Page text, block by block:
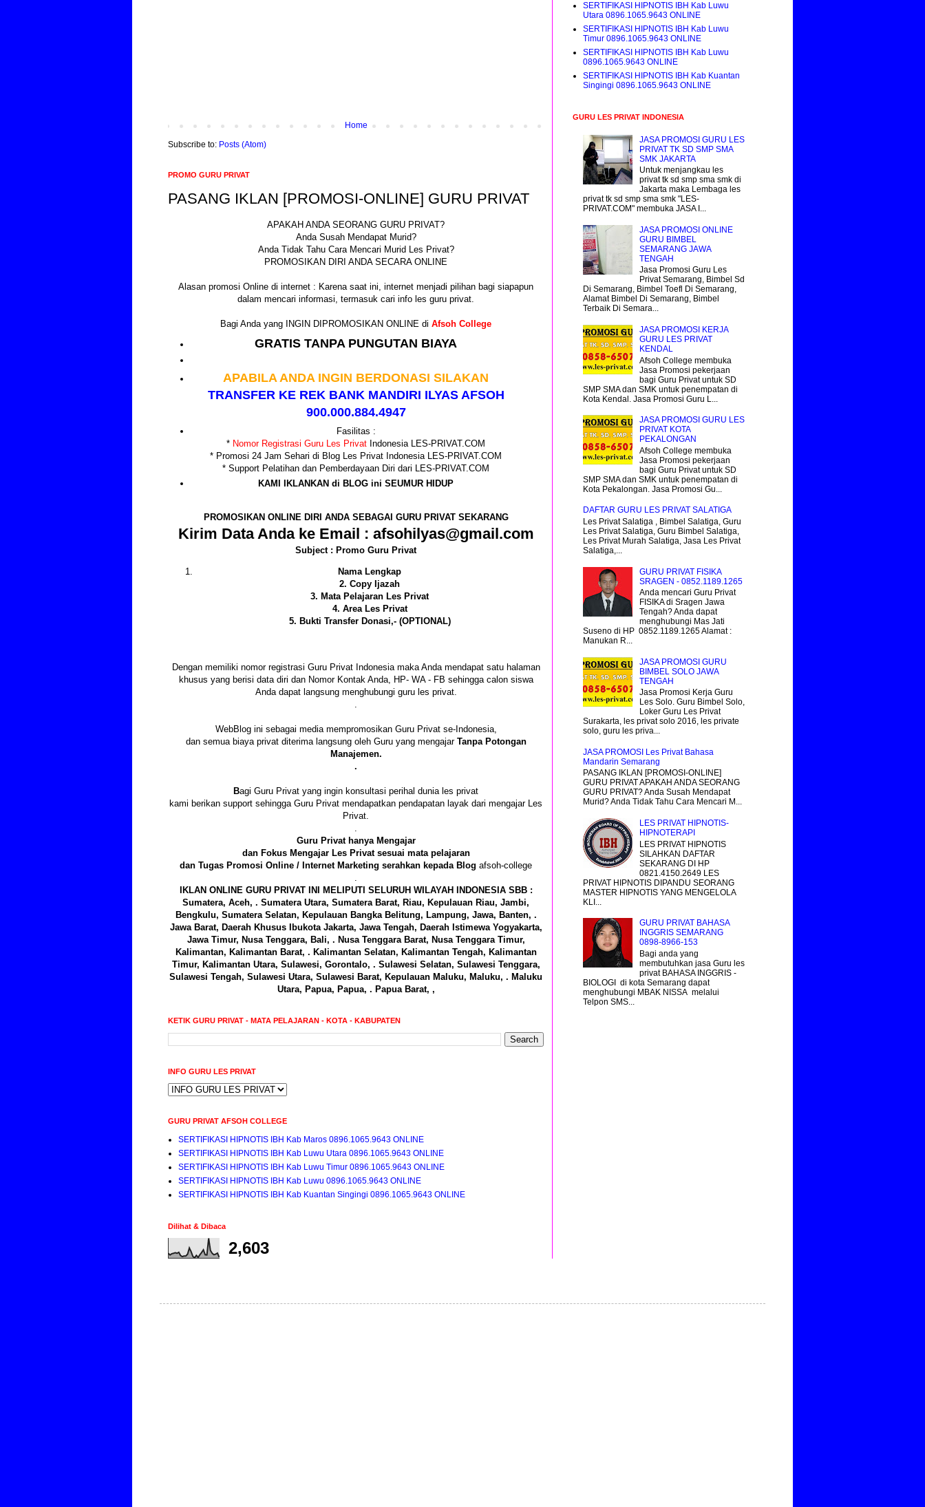
Home
Subscribe to: Posts (Atom)
PROMO GURU PRIVAT
PASANG IKLAN [PROMOSI-ONLINE] GURU PRIVAT
APAKAH ANDA SEORANG GURU PRIVAT?
Anda Susah Mendapat Murid?
Anda Tidak Tahu Cara Mencari Murid Les Privat?
PROMOSIKAN DIRI ANDA SECARA ONLINE
Alasan promosi Online di internet : Karena saat ini, internet menjadi pilihan bagi siapapun
dalam mencari informasi, termasuk cari info les guru privat.
Bagi Anda yang INGIN DIPROMOSIKAN ONLINE di Afsoh College
GRATIS TANPA PUNGUTAN BIAYA
APABILA ANDA INGIN BERDONASI SILAKAN
TRANSFER KE REK BANK MANDIRI ILYAS AFSOH
900.000.884.4947
Fasilitas :
* Nomor Registrasi Guru Les Privat Indonesia LES-PRIVAT.COM
* Promosi 24 Jam Sehari di Blog Les Privat Indonesia LES-PRIVAT.COM
* Support Pelatihan dan Pemberdayaan Diri dari LES-PRIVAT.COM
KAMI IKLANKAN di BLOG ini SEUMUR HIDUP
PROMOSIKAN ONLINE DIRI ANDA SEBAGAI GURU PRIVAT SEKARANG
Kirim Data Anda ke Email : afsohilyas@gmail.com
Subject : Promo Guru Privat
Nama Lengkap
2. Copy Ijazah
3. Mata Pelajaran Les Privat
4. Area Les Privat
5. Bukti Transfer Donasi,- (OPTIONAL)
Dengan memiliki nomor registrasi Guru Privat Indonesia maka Anda mendapat satu halaman
khusus yang berisi data diri dan Nomor Kontak Anda, HP- WA - FB sehingga calon siswa
Anda dapat langsung menghubungi guru les privat.
.
WebBlog ini sebagai media mempromosikan Guru Privat se-Indonesia,
dan semua biaya privat diterima langsung oleh Guru yang mengajar Tanpa Potongan
Manajemen.
.
Bagi Guru Privat yang ingin konsultasi perihal dunia les privat
kami berikan support sehingga Guru Privat mendapatkan pendapatan layak dari mengajar Les
Privat.
.
Guru Privat hanya Mengajar
dan Fokus Mengajar Les Privat sesuai mata pelajaran
dan Tugas Promosi Online / Internet Marketing serahkan kepada Blog afsoh-college
.
IKLAN ONLINE GURU PRIVAT INI MELIPUTI SELURUH WILAYAH INDONESIA SBB :
Sumatera, Aceh, . Sumatera Utara, Sumatera Barat, Riau, Kepulauan Riau, Jambi,
Bengkulu, Sumatera Selatan, Kepulauan Bangka Belitung, Lampung, Jawa, Banten, .
Jawa Barat, Daerah Khusus Ibukota Jakarta, Jawa Tengah, Daerah Istimewa Yogyakarta,
Jawa Timur, Nusa Tenggara, Bali, . Nusa Tenggara Barat, Nusa Tenggara Timur,
Kalimantan, Kalimantan Barat, . Kalimantan Selatan, Kalimantan Tengah, Kalimantan
Timur, Kalimantan Utara, Sulawesi, Gorontalo, . Sulawesi Selatan, Sulawesi Tenggara,
Sulawesi Tengah, Sulawesi Utara, Sulawesi Barat, Kepulauan Maluku, Maluku, . Maluku
Utara, Papua, Papua, . Papua Barat, ,
KETIK GURU PRIVAT - MATA PELAJARAN - KOTA - KABUPATEN
INFO GURU LES PRIVAT
GURU PRIVAT AFSOH COLLEGE
SERTIFIKASI HIPNOTIS IBH Kab Maros 0896.1065.9643 ONLINE
SERTIFIKASI HIPNOTIS IBH Kab Luwu Utara 0896.1065.9643 ONLINE
SERTIFIKASI HIPNOTIS IBH Kab Luwu Timur 0896.1065.9643 ONLINE
SERTIFIKASI HIPNOTIS IBH Kab Luwu 0896.1065.9643 ONLINE
SERTIFIKASI HIPNOTIS IBH Kab Kuantan Singingi 0896.1065.9643 ONLINE
Dilihat & Dibaca
2,603
SERTIFIKASI HIPNOTIS IBH Kab Luwu
Utara 0896.1065.9643 ONLINE
SERTIFIKASI HIPNOTIS IBH Kab Luwu
Timur 0896.1065.9643 ONLINE
SERTIFIKASI HIPNOTIS IBH Kab Luwu
0896.1065.9643 ONLINE
SERTIFIKASI HIPNOTIS IBH Kab Kuantan
Singingi 0896.1065.9643 ONLINE
GURU LES PRIVAT INDONESIA
JASA PROMOSI GURU LES
PRIVAT TK SD SMP SMA
SMK JAKARTA
Untuk menjangkau les
privat tk sd smp sma smk di
Jakarta maka Lembaga les
privat tk sd smp sma smk "LES-
PRIVAT.COM" membuka JASA I...
JASA PROMOSI ONLINE
GURU BIMBEL
SEMARANG JAWA
TENGAH
Jasa Promosi Guru Les
Privat Semarang, Bimbel Sd
Di Semarang, Bimbel Toefl Di Semarang,
Alamat Bimbel Di Semarang, Bimbel
Terbaik Di Semara...
JASA PROMOSI KERJA
GURU LES PRIVAT
KENDAL
Afsoh College membuka
Jasa Promosi pekerjaan
bagi Guru Privat untuk SD
SMP SMA dan SMK untuk penempatan di
Kota Kendal. Jasa Promosi Guru L...
JASA PROMOSI GURU LES
PRIVAT KOTA
PEKALONGAN
Afsoh College membuka
Jasa Promosi pekerjaan
bagi Guru Privat untuk SD
SMP SMA dan SMK untuk penempatan di
Kota Pekalongan. Jasa Promosi Gu...
DAFTAR GURU LES PRIVAT SALATIGA
Les Privat Salatiga , Bimbel Salatiga, Guru
Les Privat Salatiga, Guru Bimbel Salatiga,
Les Privat Murah Salatiga, Jasa Les Privat
Salatiga,...
GURU PRIVAT FISIKA
SRAGEN - 0852.1189.1265
Anda mencari Guru Privat
FISIKA di Sragen Jawa
Tengah? Anda dapat
menghubungi Mas Jati
Suseno di HP 0852.1189.1265 Alamat :
Manukan R...
JASA PROMOSI GURU
BIMBEL SOLO JAWA
TENGAH
Jasa Promosi Kerja Guru
Les Solo. Guru Bimbel Solo,
Loker Guru Les Privat
Surakarta, les privat solo 2016, les private
solo, guru les priva...
JASA PROMOSI Les Privat Bahasa
Mandarin Semarang
PASANG IKLAN [PROMOSI-ONLINE]
GURU PRIVAT APAKAH ANDA SEORANG
GURU PRIVAT? Anda Susah Mendapat
Murid? Anda Tidak Tahu Cara Mencari M...
LES PRIVAT HIPNOTIS-
HIPNOTERAPI
LES PRIVAT HIPNOTIS
SILAHKAN DAFTAR
SEKARANG DI HP
0821.4150.2649 LES
PRIVAT HIPNOTIS DIPANDU SEORANG
MASTER HIPNOTIS YANG MENGELOLA
KLI...
GURU PRIVAT BAHASA
INGGRIS SEMARANG
0898-8966-153
Bagi anda yang
membutuhkan jasa Guru les
privat BAHASA INGGRIS -
BIOLOGI di kota Semarang dapat
menghubungi MBAK NISSA melalui
Telpon SMS...